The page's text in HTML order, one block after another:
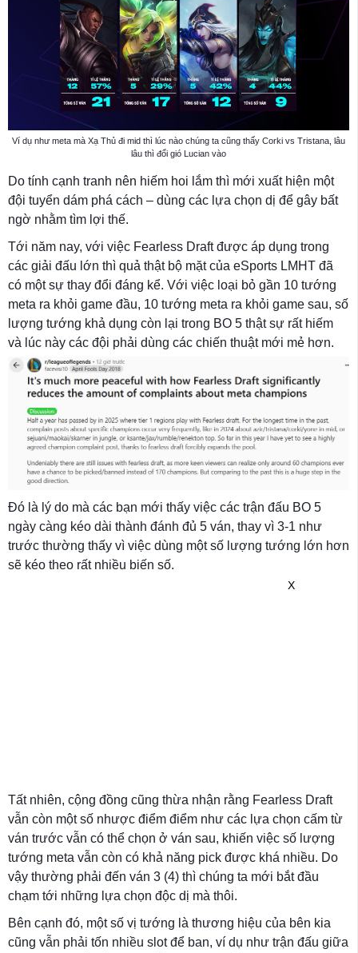
Ví dụ như meta mà Xạ Thủ đi mid thì lúc nào chúng ta cũng thấy Corki vs Tristana, lâu
lâu thì đổi gió Lucian vào
Do tính cạnh tranh nên hiếm hoi lắm thì mới xuất hiện một
đội tuyển dám phá cách – dùng các lựa chọn dị để gây bất
ngờ nhằm tìm lợi thế.
Tới năm nay, với việc Fearless Draft được áp dụng trong
các giải đấu lớn thì quả thật bộ mặt của eSports LMHT đã
có một sự thay đổi đáng kể. Với việc loại bỏ gần 10 tướng
meta ra khỏi game đầu, 10 tướng meta ra khỏi game sau, số
lượng tướng khả dụng còn lại trong BO 5 thật sự rất hiếm
và lúc này các đội phải dùng các chiến thuật mới mẻ hơn.
Đó là lý do mà các bạn mới thấy việc các trận đấu BO 5
ngày càng kéo dài thành đánh đủ 5 ván, thay vì 3-1 như
trước thường thấy vì việc dùng một số lượng tướng lớn hơn
sẽ kéo theo rất nhiều biến số.
X
Tất nhiên, cộng đồng cũng thừa nhận rằng Fearless Draft
vẫn còn một số nhược điểm điểm như các lựa chọn cấm từ
ván trước vẫn có thể chọn ở ván sau, khiến việc số lượng
tướng meta vẫn còn có khả năng pick được khá nhiều. Do
vậy thường phải đến ván 3 (4) thì chúng ta mới bắt đầu
chạm tới những lựa chọn độc dị mà thôi.
Bên cạnh đó, một số vị tướng là thương hiệu của bên kia
cũng vẫn phải tốn nhiều slot để ban, ví dụ như trận đấu giữa